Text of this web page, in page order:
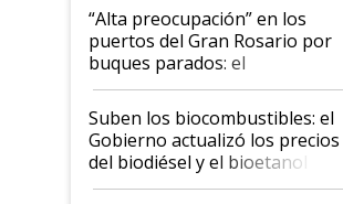
“Alta preocupación” en los
puertos del Gran Rosario por
buques parados: el
funcionamiento de las
exportadoras en tensión tras
la medida de fuerza de los
prácticos
Suben los biocombustibles: el
Gobierno actualizó los precios
del biodiésel y el bioetanol